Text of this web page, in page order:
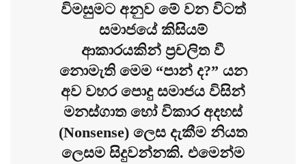
විමසුමට අනුව මේ වන විටත්
සමාජයේ කිසියම්
ආකාරයකින් ප්‍රචලිත වී
නොමැති මෙම “පාන් ද?” යන
අව වහර පොදු සමාජය විසින්
මනස්ගාත හෝ විකාර අදහස්
(Nonsense) ලෙස දැකීම නියත
ලෙසම සිදුවන්නකි. එමෙන්ම